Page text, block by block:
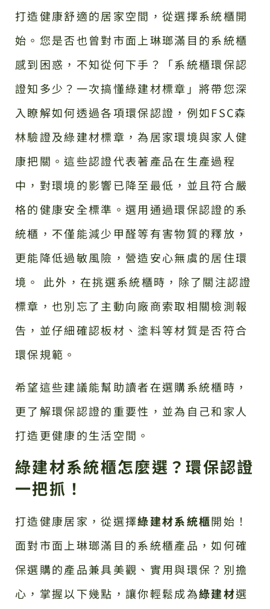
打造健康舒適的居家空間，從選擇系統櫃開
始。您是否也曾對市面上琳瑯滿目的系統櫃
感到困惑，不知從何下手？「系統櫃環保認
證知多少？一次搞懂綠建材標章」將帶您深
入瞭解如何透過各項環保認證，例如FSC森
林驗證及綠建材標章，為居家環境與家人健
康把關。這些認證代表著產品在生產過程
中，對環境的影響已降至最低，並且符合嚴
格的健康安全標準。選用通過環保認證的系
統櫃，不僅能減少甲醛等有害物質的釋放，
更能降低過敏風險，營造安心無虞的居住環
境。 此外，在挑選系統櫃時，除了關注認證
標章，也別忘了主動向廠商索取相關檢測報
告，並仔細確認板材、塗料等材質是否符合
環保規範。
希望這些建議能幫助讀者在選購系統櫃時，
更了解環保認證的重要性，並為自己和家人
打造更健康的生活空間。
綠建材系統櫃怎麼選？環保認證
一把抓！
打造健康居家，從選擇綠建材系統櫃開始！
面對市面上琳瑯滿目的系統櫃產品，如何確
保選購的產品兼具美觀、實用與環保？別擔
心，掌握以下幾點，讓你輕鬆成為綠建材選